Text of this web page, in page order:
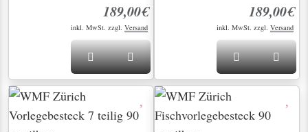
189,00€
inkl. MwSt. zzgl. Versand
189,00€
inkl. MwSt. zzgl. Versand